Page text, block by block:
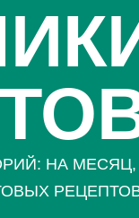
НА МЕСЯЦ,